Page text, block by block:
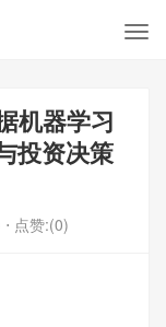
机器学习
投资决策
⋅ 点赞:(0)